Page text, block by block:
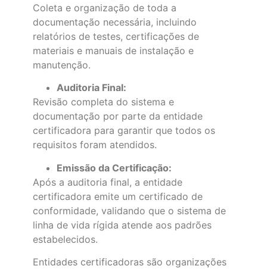
Coleta e organização de toda a
documentação necessária, incluindo
relatórios de testes, certificações de
materiais e manuais de instalação e
manutenção.
Auditoria Final:
Revisão completa do sistema e
documentação por parte da entidade
certificadora para garantir que todos os
requisitos foram atendidos.
Emissão da Certificação:
Após a auditoria final, a entidade
certificadora emite um certificado de
conformidade, validando que o sistema de
linha de vida rígida atende aos padrões
estabelecidos.
Entidades certificadoras são organizações